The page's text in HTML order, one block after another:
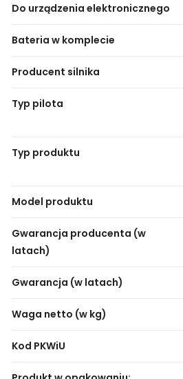
Do urządzenia elektronicznego
Bateria w komplecie
Producent silnika
Typ pilota
Typ produktu
Model produktu
Gwarancja producenta (w
latach)
Gwarancja (w latach)
Waga netto (w kg)
Kod PKWiU